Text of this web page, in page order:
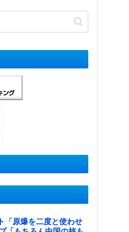
「原爆を二度と使わせ